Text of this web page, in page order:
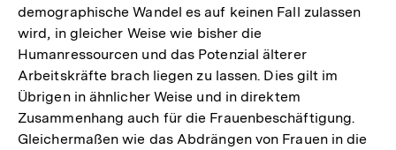
demographische Wandel es auf keinen Fall zulassen
wird, in gleicher Weise wie bisher die
Humanressourcen und das Potenzial älterer
Arbeitskräfte brach liegen zu lassen. Dies gilt im
Übrigen in ähnlicher Weise und in direktem
Zusammenhang auch für die Frauenbeschäftigung.
Gleichermaßen wie das Abdrängen von Frauen in die